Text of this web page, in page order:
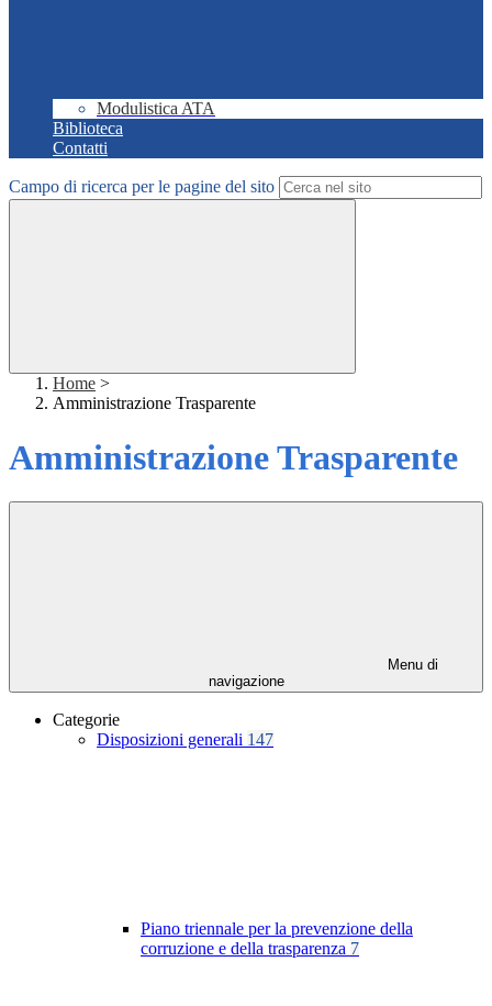
Modulistica ATA
Biblioteca
Contatti
Campo di ricerca per le pagine del sito
Home >
Amministrazione Trasparente
Amministrazione Trasparente
Menu di
navigazione
Categorie
Disposizioni generali 147
Piano triennale per la prevenzione della
corruzione e della trasparenza 7